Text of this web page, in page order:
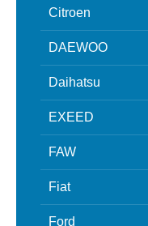
Citroen
DAEWOO
Daihatsu
EXEED
FAW
Fiat
Ford